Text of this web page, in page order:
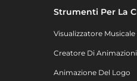
Strumenti Per La
Visualizzatore
Creatore Di Animazioni
Animazione Del Logo